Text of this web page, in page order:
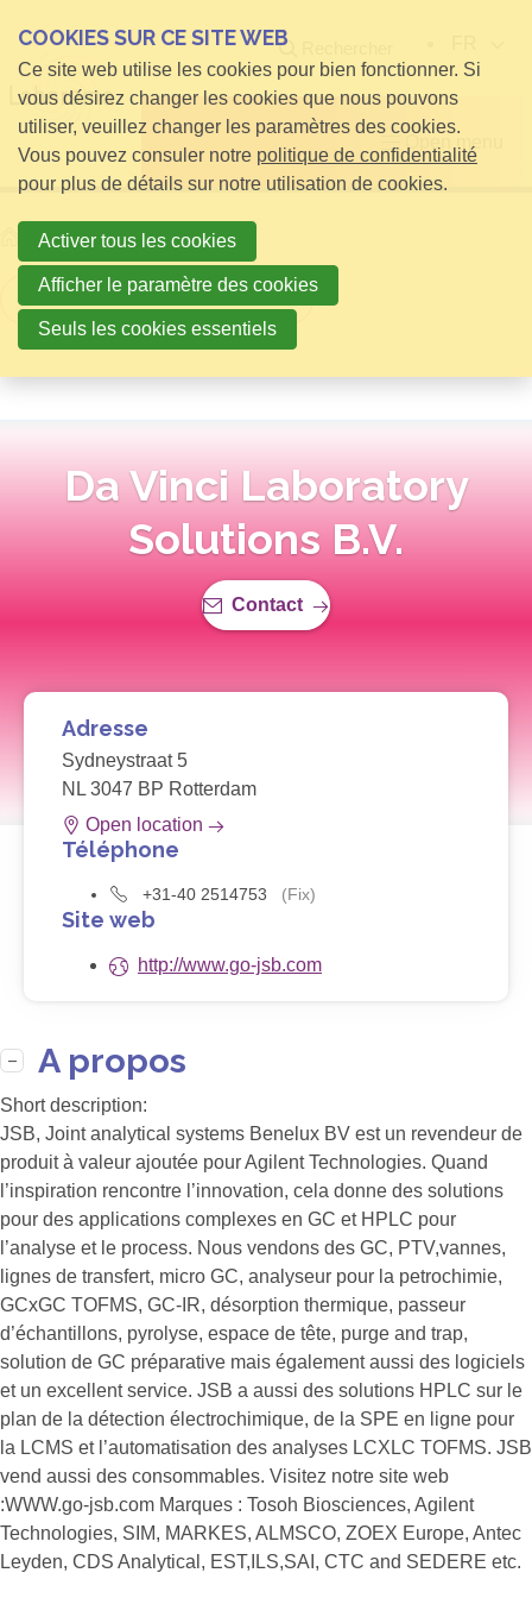
Open menu
Homerelatie detail pagina
Retour à la vue d'ensemble
Da Vinci Laboratory
Solutions B.V.
Contact
Adresse
Sydneystraat 5
NL 3047 BP Rotterdam
Open location
Téléphone
+31-40 2514753 (Fix)
Site web
http://www.go-jsb.com
A propos
Short description:
JSB, Joint analytical systems Benelux BV est un revendeur de
produit à valeur ajoutée pour Agilent Technologies. Quand
l’inspiration rencontre l’innovation, cela donne des solutions
pour des applications complexes en GC et HPLC pour
l’analyse et le process. Nous vendons des GC, PTV,vannes,
lignes de transfert, micro GC, analyseur pour la petrochimie,
GCxGC TOFMS, GC-IR, désorption thermique, passeur
d’échantillons, pyrolyse, espace de tête, purge and trap,
solution de GC préparative mais également aussi des logiciels
et un excellent service. JSB a aussi des solutions HPLC sur le
plan de la détection électrochimique, de la SPE en ligne pour
la LCMS et l’automatisation des analyses LCXLC TOFMS. JSB
vend aussi des consommables. Visitez notre site web
:WWW.go-jsb.com Marques : Tosoh Biosciences, Agilent
Technologies, SIM, MARKES, ALMSCO, ZOEX Europe, Antec
Leyden, CDS Analytical, EST,ILS,SAI, CTC and SEDERE etc.
COOKIES SUR CE SITE WEB
Ce site web utilise les cookies pour bien fonctionner. Si
vous désirez changer les cookies que nous pouvons
utiliser, veuillez changer les paramètres des cookies.
Vous pouvez consuler notre politique de confidentialité
pour plus de détails sur notre utilisation de cookies.
Activer tous les cookies
Afficher le paramètre des cookies
Seuls les cookies essentiels